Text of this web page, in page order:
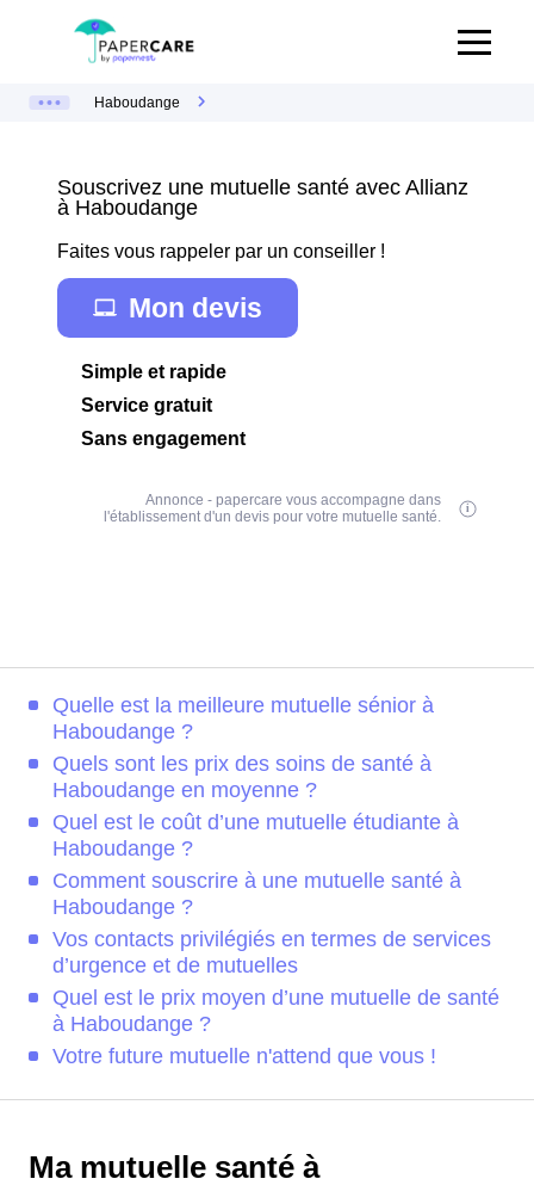
Haboudange
Souscrivez une mutuelle santé avec Allianz
à Haboudange
Faites vous rappeler par un conseiller !
Mon devis
Simple et rapide
Service gratuit
Sans engagement
Annonce - papercare vous accompagne dans
l'établissement d'un devis pour votre mutuelle santé.
Quelle est la meilleure mutuelle sénior à
Haboudange ?
Quels sont les prix des soins de santé à
Haboudange en moyenne ?
Quel est le coût d’une mutuelle étudiante à
Haboudange ?
Comment souscrire à une mutuelle santé à
Haboudange ?
Vos contacts privilégiés en termes de services
d’urgence et de mutuelles
Quel est le prix moyen d’une mutuelle de santé
à Haboudange ?
Votre future mutuelle n'attend que vous !
Ma mutuelle santé à